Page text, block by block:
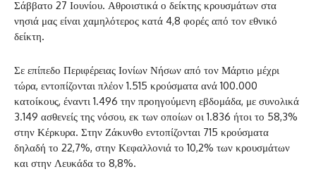
Σάββατο 27 Ιουνίου. Αθροιστικά ο δείκτης κρουσμάτων στα
νησιά μας είναι χαμηλότερος κατά 4,8 φορές από τον εθνικό
δείκτη.
Σε επίπεδο Περιφέρειας Ιονίων Νήσων από τον Μάρτιο μέχρι
τώρα, εντοπίζονται πλέον 1.515 κρούσματα ανά 100.000
κατοίκους, έναντι 1.496 την προηγούμενη εβδομάδα, με συνολικά
3.149 ασθενείς της νόσου, εκ των οποίων οι 1.836 ήτοι το 58,3%
στην Κέρκυρα. Στην Ζάκυνθο εντοπίζονται 715 κρούσματα
δηλαδή το 22,7%, στην Κεφαλλονιά το 10,2% των κρουσμάτων
και στην Λευκάδα το 8,8%.